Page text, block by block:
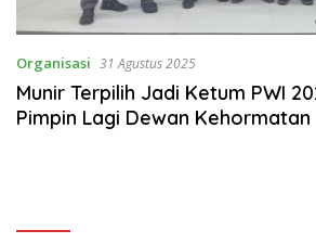
Organisasi 31 Agustus 2025
Munir Terpilih Jadi Ketum PWI
Pimpin Lagi Dewan Kehormatan